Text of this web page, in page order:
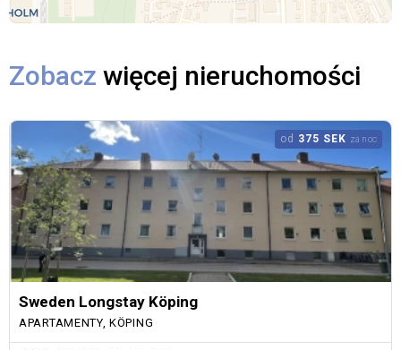
Zobacz więcej nieruchomości
od 375 SEK za noc
Sweden Longstay Köping
APARTAMENTY, KÖPING